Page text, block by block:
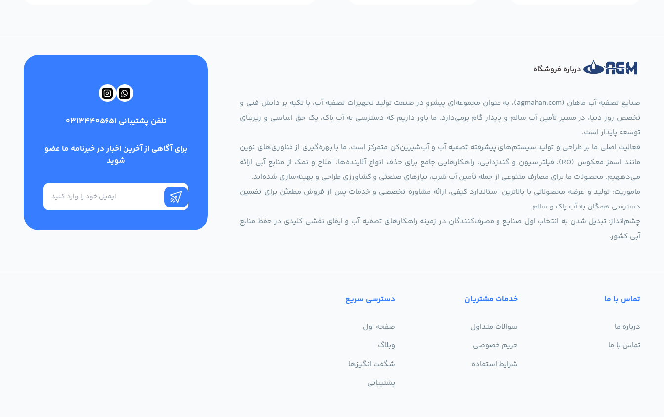
درباره فروشگاه
صنایع تصفیه آب ماهان (agmahan.com)، به عنوان مجموعه‌ای پیشرو در صنعت تولید تجهیزات تصفیه آب، با تکیه بر دانش فنی و
تخصص روز دنیا، در مسیر تأمین آب سالم و پایدار گام برمی‌دارد. ما باور داریم که دسترسی به آب پاک، یک حق اساسی و زیربنای
توسعه پایدار است.
فعالیت اصلی ما بر طراحی و تولید سیستم‌های پیشرفته تصفیه آب و آب‌شیرین‌کن متمرکز است. ما با بهره‌گیری از فناوری‌های نوین
مانند اسمز معکوس (RO)، فیلتراسیون و گندزدایی، راهکارهایی جامع برای حذف انواع آلاینده‌ها، املاح و نمک از منابع آبی ارائه
می‌دههیم. محصولات ما برای مصارف متنوعی از جمله تأمین آب شرب، نیازهای صنعتی و کشاورزی طراحی و بهینه‌سازی شده‌اند.
ماموریت: تولید و عرضه محصولاتی با بالاترین استاندارد کیفی، ارائه مشاوره تخصصی و خدمات پس از فروش مطمئن برای تضمین
دسترسی همگان به آب پاک و سالم.
چشم‌انداز: تبدیل شدن به انتخاب اول صنایع و مصرف‌کنندگان در زمینه راهکارهای تصفیه آب و ایفای نقشی کلیدی در حفظ منابع
آبی کشور.
تلفن پشتیبانی 03134405651
برای آگاهی از آخرین اخبار در خبرنامه ما عضو
شوید
تماس با ما
درباره ما
تماس با ما
خدمات مشتریان
سوالات متداول
حریم خصوصی
شرایط استفاده
دسترسی سریع
صفحه اول
وبلاگ
شگفت انگیزها
پشتیبانی